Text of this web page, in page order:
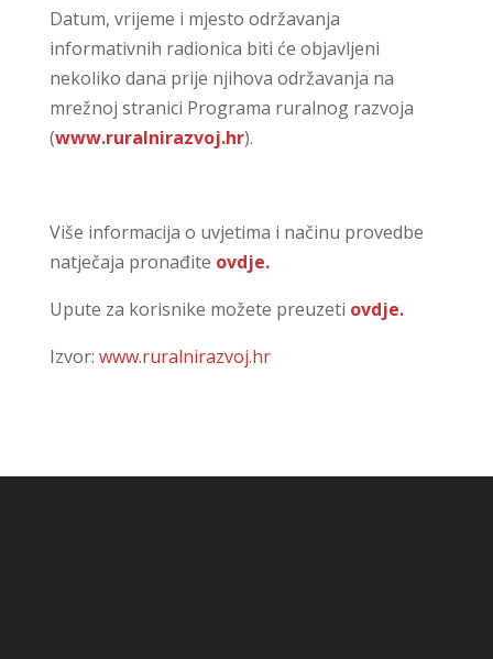
Datum, vrijeme i mjesto održavanja
informativnih radionica biti će objavljeni
nekoliko dana prije njihova održavanja na
mrežnoj stranici Programa ruralnog razvoja
(www.ruralnirazvoj.hr).
Više informacija o uvjetima i načinu provedbe
natječaja pronađite ovdje.
Upute za korisnike možete preuzeti ovdje.
Izvor: www.ruralnirazvoj.hr